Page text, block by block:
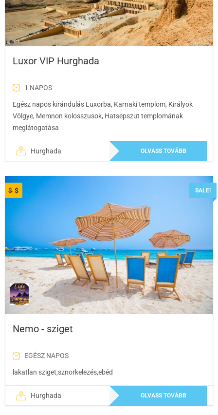
Luxor VIP Hurghada
1 NAPOS
Egész napos kirándulás Luxorba, Karnaki templom, Királyok
Völgye, Memnon kolosszusok, Hatsepszut templomának
meglátogatása
Hurghada OLVASS TOVÁBB
$ $ SALE!
Nemo - sziget
EGÉSZ NAPOS
lakatlan sziget,sznorkelezés,ebéd
Hurghada OLVASS TOVÁBB